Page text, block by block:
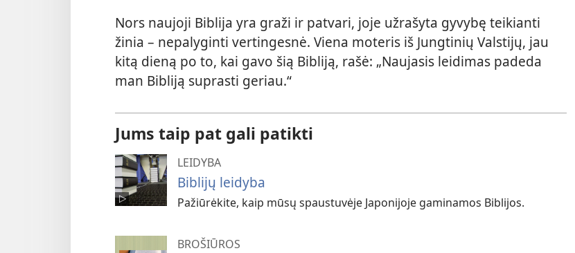
Nors naujoji Biblija yra graži ir patvari, joje užrašyta gyvybę teikianti
žinia – nepalyginti vertingesnė. Viena moteris iš Jungtinių Valstijų, jau
kitą dieną po to, kai gavo šią Bibliją, rašė: „Naujasis leidimas padeda
man Bibliją suprasti geriau.“
Jums taip pat gali patikti
LEIDYBA
Biblijų leidyba
Pažiūrėkite, kaip mūsų spaustuvėje Japonijoje gaminamos Biblijos.
BROŠIŪROS